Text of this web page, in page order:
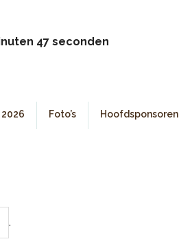
47 seconden
Foto’s Hoofdsponsoren
.